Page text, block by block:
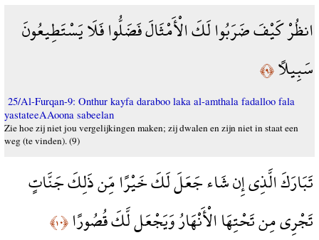
انظُرْ كَيْفَ ضَرَبُوا لَكَ الْأَمْثَالَ فَضَلُّوا فَلَا يَسْتَطِيعُونَ
سَبِيلًا﴿٩﴾
25/Al-Furqan-9: Onthur kayfa daraboo laka al-amthala fadalloo fala
yastateeAAoona sabeelan
Zie hoe zij niet jou vergelijkingen maken; zij dwalen en zijn niet in staat een
weg (te vinden). (9)
تَبَارَكَ الَّذِي إِن شَاء جَعَلَ لَكَ خَيْرًا مِّن ذَلِكَ جَنَّاتٍ
تَجْرِي مِن تَحْتِهَا الْأَنْهَارُ وَيَجْعَل لَّكَ قُصُورًا﴿١٠﴾